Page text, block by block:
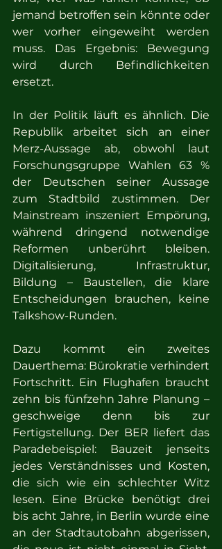
jemand betroffen sein könnte oder
wer vorher eingeweiht werden
muss. Das Ergebnis: Bewegung
wird durch Befindlichkeiten
ersetzt.
In der Politik läuft es ähnlich. Die
Republik arbeitet sich an einer
Merz-Aussage ab, obwohl laut
Forschungsgruppe Wahlen 63 %
der Deutschen seiner Aussage
zum Stadtbild zustimmen. Der
Mainstream inszeniert Empörung,
während dringend notwendige
Reformen unberührt bleiben.
Digitalisierung, Infrastruktur,
Bildung – Baustellen, die klare
Entscheidungen brauchen, keine
Talkshow-Runden.
Dazu kommt ein zweites
Dauerthema: Bürokratie verhindert
Fortschritt. Ein Flughafen braucht
zehn bis fünfzehn Jahre Planung –
geschweige denn bis zur
Fertigstellung. Der BER liefert das
Paradebeispiel: Bauzeit jenseits
jedes Verständnisses und Kosten,
die sich wie ein schlechter Witz
lesen. Eine Brücke benötigt drei
bis acht Jahre, in Berlin wurde eine
an der Stadtautobahn abgerissen,